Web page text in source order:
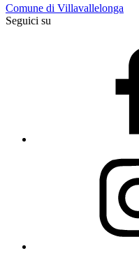
Comune di Villavallelonga
Seguici su